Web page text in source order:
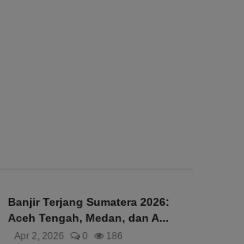
Banjir Terjang Sumatera 2026:
Aceh Tengah, Medan, dan A...
Apr 2, 2026 0 186